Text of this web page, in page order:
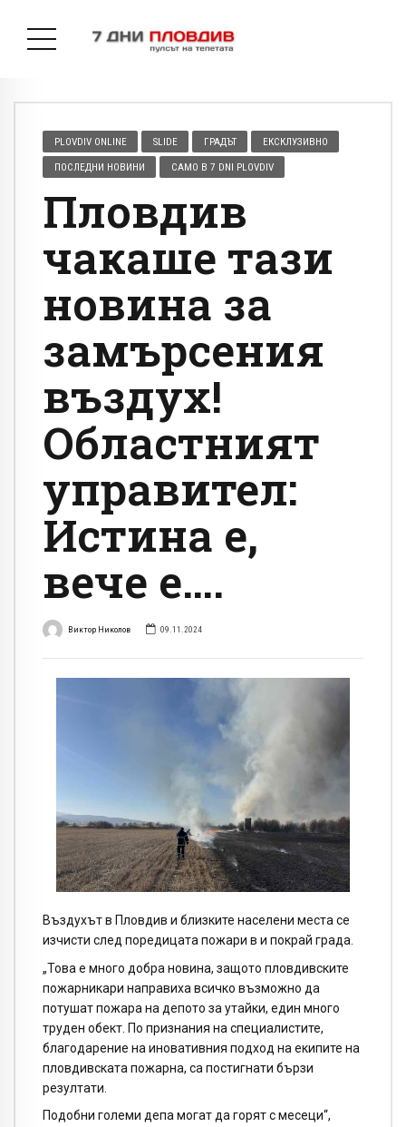
PLOVDIV ONLINE SLIDE ГРАДЪТ ЕКСКЛУЗИВНО
ПОСЛЕДНИ НОВИНИ САМО В 7 DNI PLOVDIV
Пловдив
чакаше тази
новина за
замърсения
въздух!
Областният
управител:
Истина е,
вече е….
Виктор Николов 09.11.2024
Въздухът в Пловдив и близките населени места се
изчисти след поредицата пожари в и покрай града.
„Това е много добра новина, защото пловдивските
пожарникари направиха всичко възможно да
потушат пожара на депото за утайки, един много
труден обект. По признания на специалистите,
благодарение на иновативния подход на екипите на
пловдивската пожарна, са постигнати бързи
резултати.
Подобни големи депа могат да горят с месеци“,